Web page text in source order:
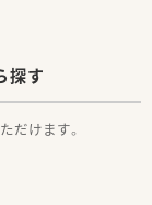
探す
だけます。